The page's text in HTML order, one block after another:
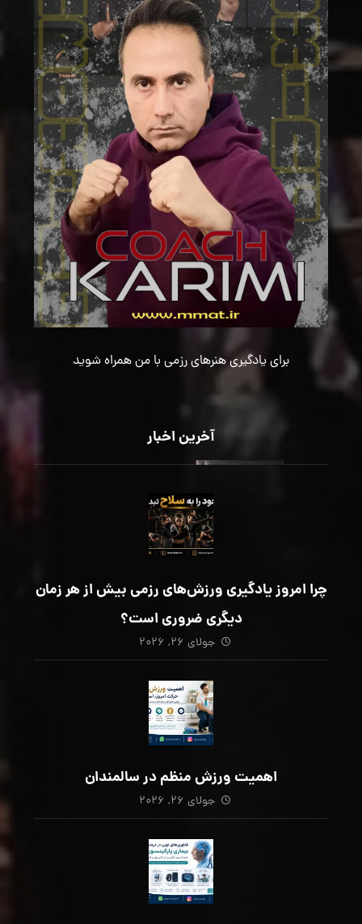
برای یادگیری هنرهای رزمی با من همراه شوید
آخرین اخبار
چرا امروز یادگیری ورزش‌های رزمی بیش از هر زمان
دیگری ضروری است؟
جولای ۲۶, ۲۰۲۶
اهمیت ورزش منظم در سالمندان
جولای ۲۶, ۲۰۲۶